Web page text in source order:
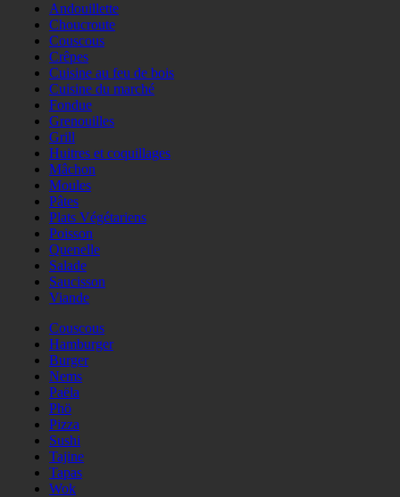
Andouillette
Choucroute
Couscous
Crêpes
Cuisine au feu de bois
Cuisine du marché
Fondue
Grenouilles
Grill
Huitres et coquillages
Mâchon
Moules
Pâtes
Plats Végétariens
Poisson
Quenelle
Salade
Saucisson
Viande
Couscous
Hamburger
Burger
Nems
Paëla
Phö
Pizza
Sushi
Tajine
Tapas
Wok